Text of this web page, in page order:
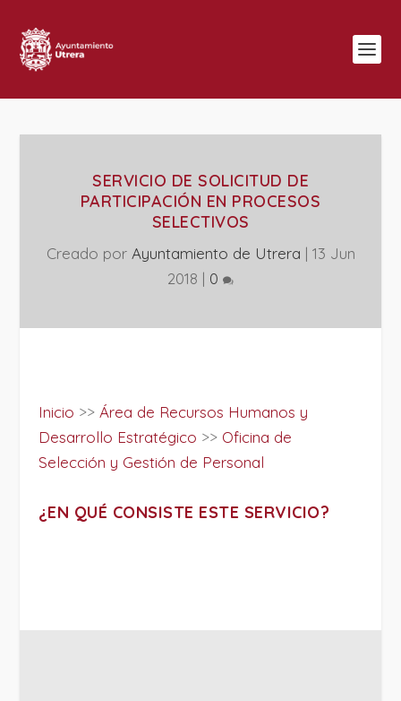
SERVICIO DE SOLICITUD DE
PARTICIPACIÓN EN PROCESOS
SELECTIVOS
Creado por Ayuntamiento de Utrera | 13 Jun
2018 | 0
Inicio >> Área de Recursos Humanos y
Desarrollo Estratégico >> Oficina de
Selección y Gestión de Personal
¿EN QUÉ CONSISTE ESTE SERVICIO?